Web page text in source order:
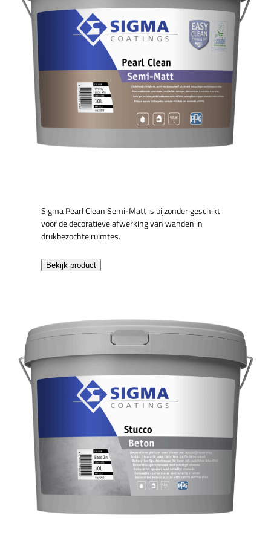
Sigma Pearl Clean Semi-Matt is bijzonder geschikt
voor de decoratieve afwerking van wanden in
drukbezochte ruimtes.
Bekijk product